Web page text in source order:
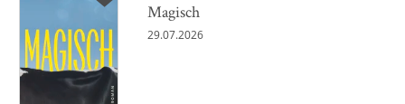
Magisch
29.07.2026